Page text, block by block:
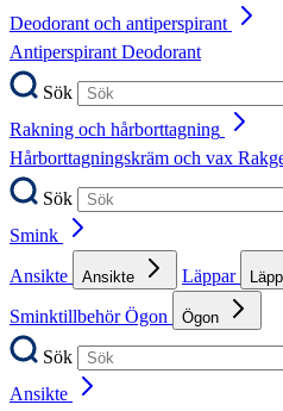
Deodorant och antiperspirant
AntiperspirantDeodorant
Sök
Rakning och hårborttagning
Hårborttagningskräm och vax
Sök
Smink
Ansikte
Ansikte Läppar
SminktillbehörÖgon Ögon
Sök
Ansikte